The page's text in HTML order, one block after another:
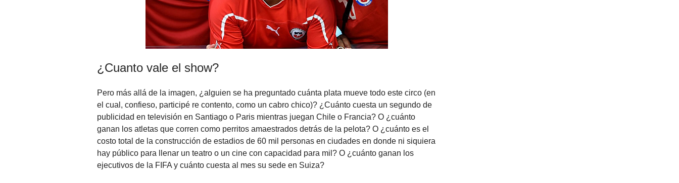
¿Cuanto vale el show?
Pero más allá de la imagen, ¿alguien se ha preguntado cuánta plata mueve todo este circo (en
el cual, confieso, participé re contento, como un cabro chico)? ¿Cuánto cuesta un segundo de
publicidad en televisión en Santiago o Paris mientras juegan Chile o Francia? O ¿cuánto
ganan los atletas que corren como perritos amaestrados detrás de la pelota? O ¿cuánto es el
costo total de la construcción de estadios de 60 mil personas en ciudades en donde ni siquiera
hay público para llenar un teatro o un cine con capacidad para mil? O ¿cuánto ganan los
ejecutivos de la FIFA y cuánto cuesta al mes su sede en Suiza?